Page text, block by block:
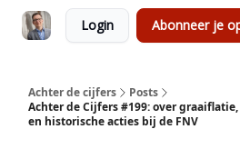
Login Abonneer je
Achter de cijfers
Posts
Achter de Cijfers #199: over
en historische acties bij de FNV